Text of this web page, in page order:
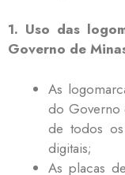
1. Uso das
Governo de
As
do Governo
de todos os
digitais;
As placas